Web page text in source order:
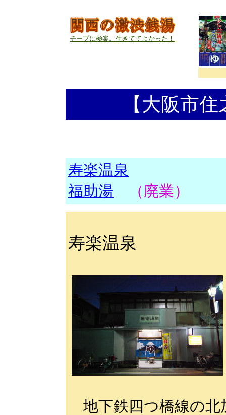
チープに極楽。生きててよかった！
【大阪市住
寿楽温泉
福助湯
（廃業）
寿楽温泉
地下鉄四つ橋線の北